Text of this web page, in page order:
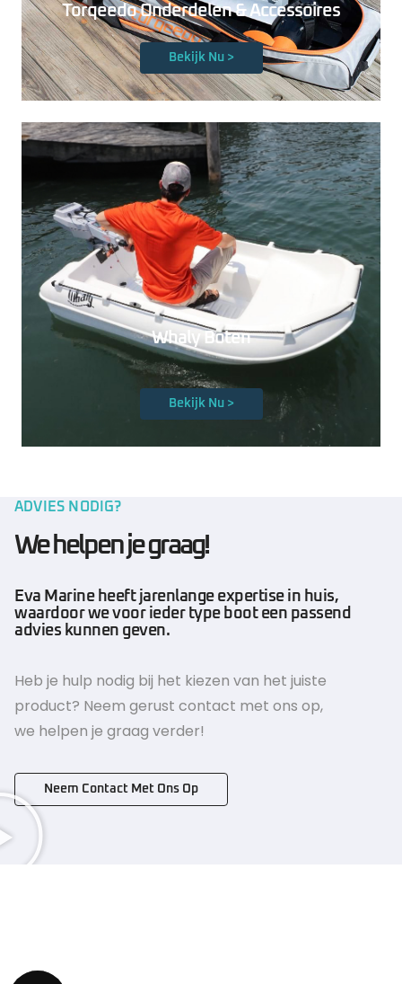
Torqeedo Onderdelen & Accessoires
Bekijk Nu >
Whaly Boten
Bekijk Nu >
ADVIES NODIG?
We helpen je graag!
Eva Marine heeft jarenlange expertise in huis,
waardoor we voor ieder type boot een passend
advies kunnen geven.
Heb je hulp nodig bij het kiezen van het juiste
product? Neem gerust contact met ons op,
we helpen je graag verder!
Neem Contact Met Ons Op